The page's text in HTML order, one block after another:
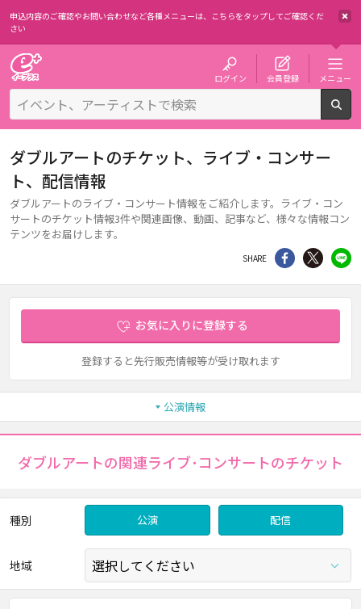
申込内容のご確認やお問い合わせなど各種メニューは、 こちらをタップしてご確認くだ
さい
ログイン 会員登録 メニュー
ダブルアートのチケット、ライブ・コンサー
ト、配信情報
ダブルアートのライブ・コンサート情報をご紹介します。ライブ・コン
サートのチケット情報3件や関連画像、動画、記事など、様々な情報コン
テンツをお届けします。
SHARE シェア Twitter
お気に入りに登録する
登録すると先行販売情報等が受け取れます
公演情報
ダブルアートの関連ライブ･コンサートのチケット
種別 公演 配信
地域